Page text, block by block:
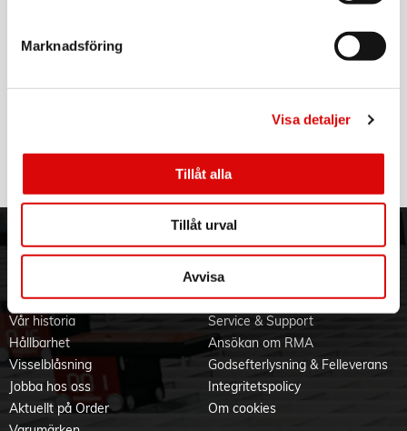
Marknadsföring
Visa detaljer
Tillåt alla
Tillåt urval
Avvisa
Specifikationer
KAB0114
Rek: 229,00 kr
ORDER NORDIC
Om oss
Vår historia
Hållbarhet
Visselblåsning
Jobba hos oss
Aktuellt på Order
KUNDTJÄNST
Allmänna villkor
Vanliga frågor
Service & Support
Ansökan om RMA
Godsefterlysning & Felleverans
Integritetspolicy
Om cookies